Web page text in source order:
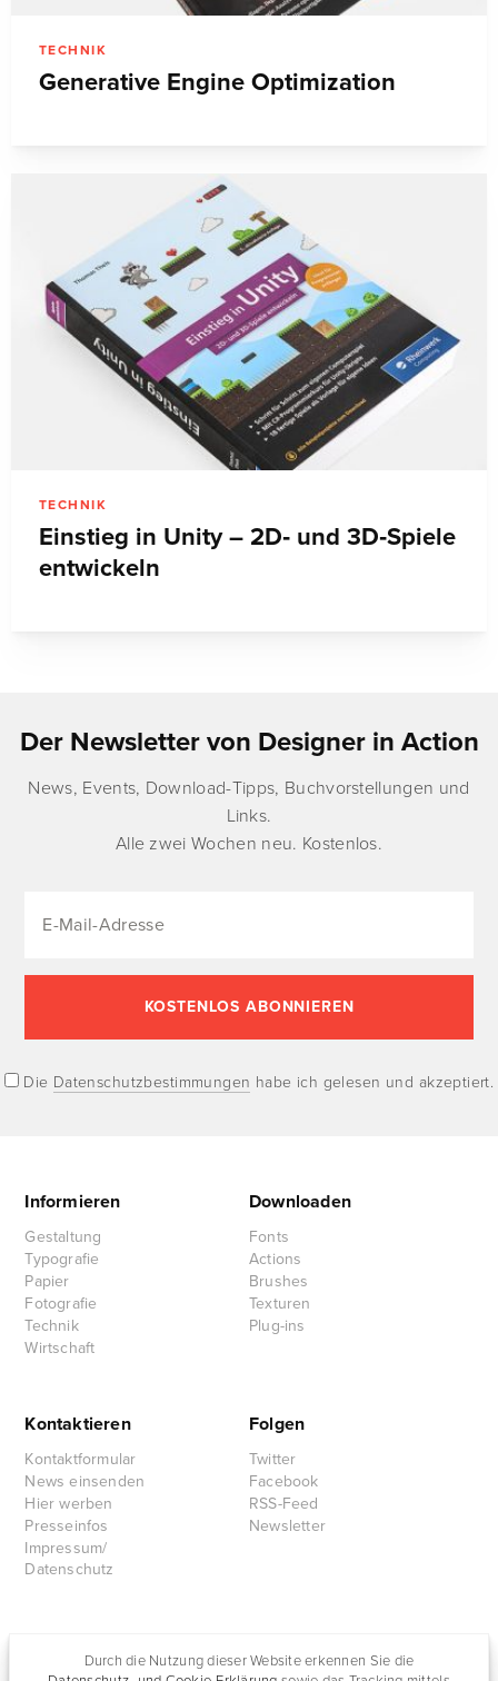
Durch die Nutzung dieser Website erkennen Sie die
TECHNIK
Generative Engine Optimization
TECHNIK
Einstieg in Unity – 2D‑ und 3D‑Spiele
entwickeln
Der Newsletter von Designer in Action
News, Events, Download-Tipps, Buchvorstellungen und
Links.
Alle zwei Wochen neu. Kostenlos.
Die Datenschutzbestimmungen habe ich gelesen und akzeptiert.
Informieren
Gestaltung
Typografie
Papier
Fotografie
Technik
Wirtschaft
Downloaden
Fonts
Actions
Brushes
Texturen
Plug-ins
Kontaktieren
Kontaktformular
News einsenden
Hier werben
Presseinfos
Impressum/
Datenschutz
Folgen
Twitter
Facebook
RSS-Feed
Newsletter